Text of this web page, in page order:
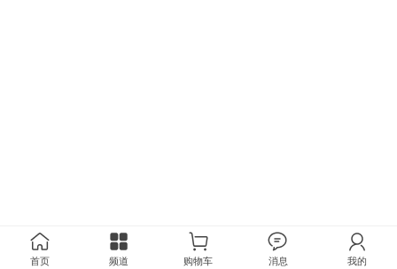
首页 频道 购物车 消息 我的